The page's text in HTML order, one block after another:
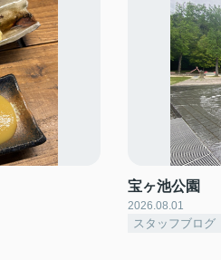
宝ヶ池公園
2026.08.01
スタッフブログ